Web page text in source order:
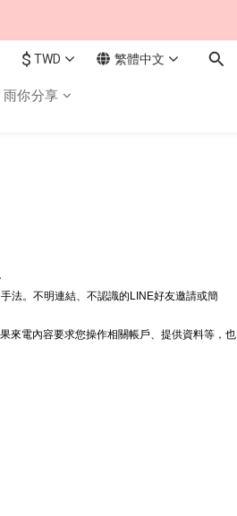
$ TWD 繁體中文
雨你分享
法。不明連結、不認識的LINE好友邀請或簡
來電內容要求您操作相關帳戶、提供資料等，也